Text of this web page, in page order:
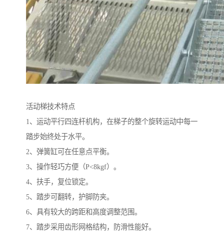
活动梯技术特点
1、运动平行四连杆机构，在梯子的整个旋转运动中每一
踏步始终处于水平。
2、弹簧缸可在任意点平衡。
3、操作轻巧方便（P<8kgf）。
4、扶手，复位锁定。
5、踏步可翻转，护脚防夹。
6、具有较大的跨距和高度调整范围。
7、踏步采用齿形网格结构，防滑性能好。